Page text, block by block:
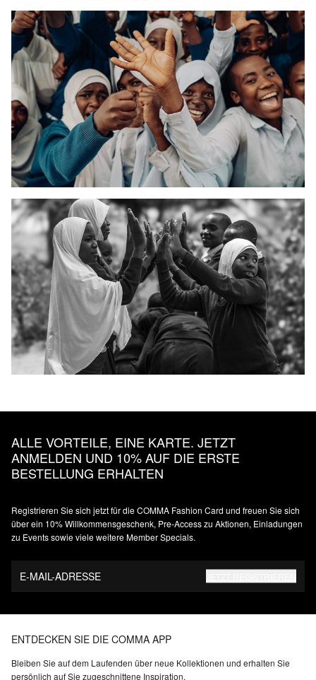
ALLE VORTEILE, EINE KARTE. JETZT
ANMELDEN UND 10% AUF DIE ERSTE
BESTELLUNG ERHALTEN
Registrieren Sie sich jetzt für die COMMA Fashion Card und freuen Sie sich
über ein 10% Willkommensgeschenk, Pre-Access zu Aktionen, Einladungen
zu Events sowie viele weitere Member Specials.
E-MAIL-ADRESSE
ENTDECKEN SIE DIE COMMA APP
Bleiben Sie auf dem Laufenden über neue Kollektionen und erhalten Sie
persönlich auf Sie zugeschnittene Inspiration.